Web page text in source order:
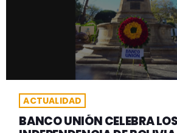
ACTUALIDAD
BANCO UNIÓN CELEBRA